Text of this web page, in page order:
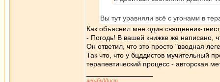
Вы тут уравняли всё с угонами в
Как объяснил мне один священник-
- Погодь! В вашей книжке же написано,
Он ответил, что это просто "вводная
Так что, что у бцддистов мучительный
терапевтический процесс - авторская
нео-буддист